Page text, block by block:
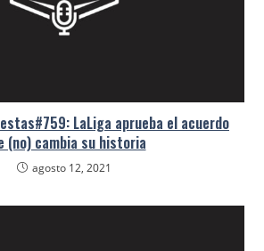
LaLiga aprueba el acuerdo
(no) cambia su historia
agosto 12, 2021